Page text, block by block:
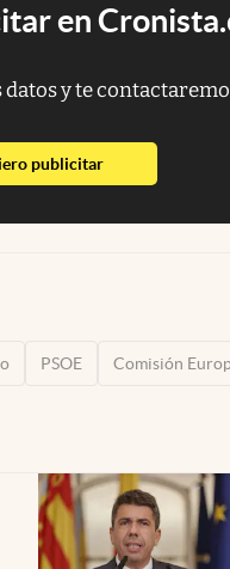
en
y te
publicitarabre en nueva
PSOE Comisión